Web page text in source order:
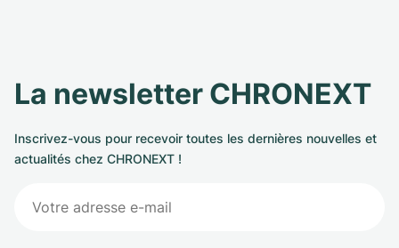
La newsletter CHRONEXT
Inscrivez-vous pour recevoir toutes les dernières nouvelles et
actualités chez CHRONEXT !